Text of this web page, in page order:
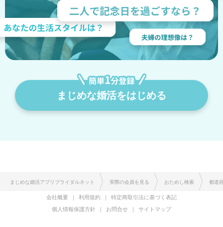
まじめな婚活をはじめる
まじめな婚活アプリブライダルネット 実際の会員を見る おためし検索 都道
会社概要 利用規約
特定商取引法に基づく表記
個人情報保護方針
お問合せ サイトマップ